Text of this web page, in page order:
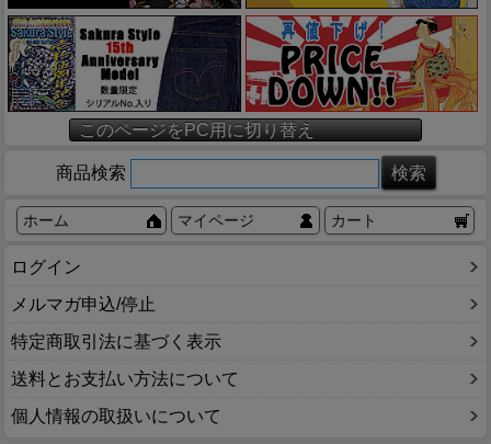
このページをPC用に切り替え
商品検索
ホーム マイページ カート
ログイン
メルマガ申込/停止
特定商取引法に基づく表示
送料とお支払い方法について
個人情報の取扱いについて